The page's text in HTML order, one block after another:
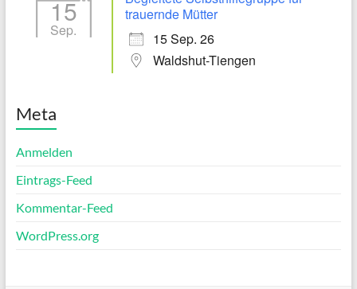
15
Sep.
trauernde Mütter
15 Sep. 26
Waldshut-Tiengen
Meta
Anmelden
Eintrags-Feed
Kommentar-Feed
WordPress.org